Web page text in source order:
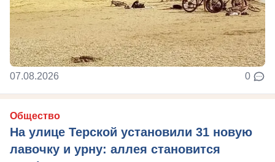
07.08.2026 0
Общество
На улице Терской установили 31 новую
лавочку и урну: аллея становится